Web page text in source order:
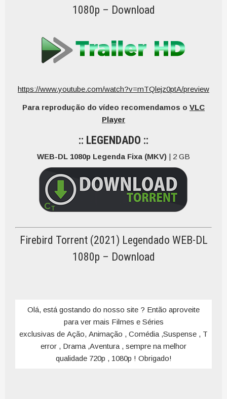
1080p – Download
https://www.youtube.com/watch?v=mTQlejz0ptA/preview
Para reprodução do vídeo recomendamos o VLC
Player
:: LEGENDADO ::
WEB-DL 1080p Legenda Fixa (MKV) | 2 GB
Firebird Torrent (2021) Legendado WEB-DL
1080p – Download
Olá, está gostando do nosso site ? Então aproveite
para ver mais Filmes e Séries
exclusivas de Ação, Animação , Comédia ,Suspense , T
error , Drama ,Aventura , sempre na melhor
qualidade 720p , 1080p ! Obrigado!